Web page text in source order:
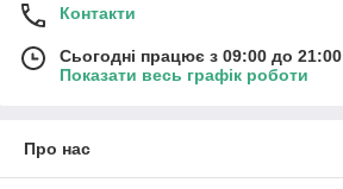
Контакти
Сьогодні працює з 09:00 до 21:00
Показати весь графік роботи
Про нас